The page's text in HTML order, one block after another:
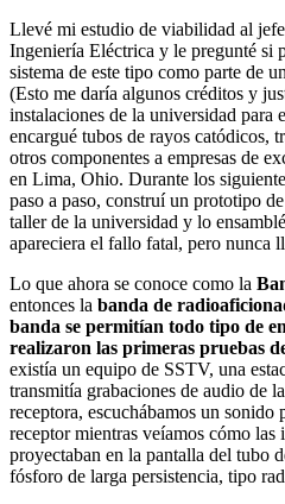
Llevé mi estudio de viabilidad al
Ingeniería Eléctrica y le pregunté si
sistema de este tipo como parte de
(Esto me daría algunos créditos y
instalaciones de la universidad para
encargué tubos de rayos catódicos,
otros componentes a empresas de
en Lima, Ohio. Durante los
paso a paso, construí un prototipo
taller de la universidad y lo
apareciera el fallo fatal, pero nunca
Lo que ahora se conoce como la
entonces la banda de
banda se permitían todo tipo de
realizaron las primeras pruebas
existía un equipo de SSTV, una
transmitía grabaciones de audio de
receptora, escuchábamos un
receptor mientras veíamos cómo las
proyectaban en la pantalla del tubo
fósforo de larga persistencia, tipo